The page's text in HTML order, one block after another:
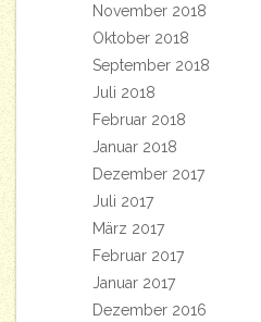
November 2018
Oktober 2018
September 2018
Juli 2018
Februar 2018
Januar 2018
Dezember 2017
Juli 2017
März 2017
Februar 2017
Januar 2017
Dezember 2016